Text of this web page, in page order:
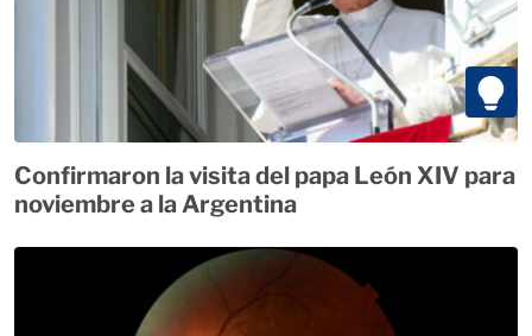
Confirmaron la visita del papa León XIV para
noviembre a la Argentina